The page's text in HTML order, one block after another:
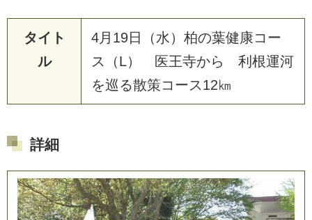
タイト
ル
4月 19日 （水） 柏の葉健康コ ー
ス
（L） 医王寺から 利 根運河
を巡る散策コ ース12㎞
詳細